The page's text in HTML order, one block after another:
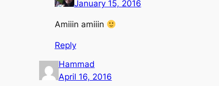
January 15, 2016
Amiiin amiiin
Reply
Hammad
April 16, 2016